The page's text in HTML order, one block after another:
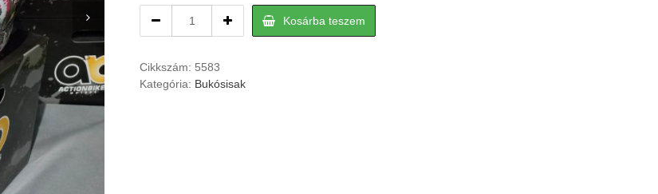
bukósisak
XL-
es
Kosárba teszem
Cikkszám: 5583
Kategória: Bukósisak